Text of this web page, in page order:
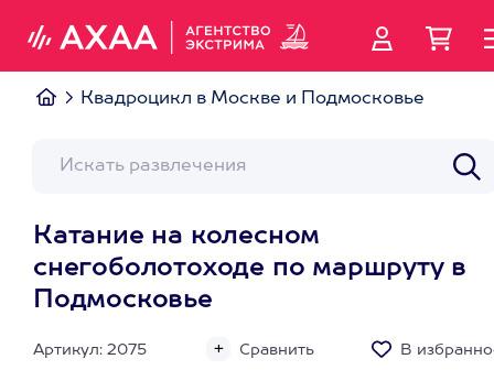
Квадроцикл в Москве и Подмосковье
Катание на колесном
снегоболотоходе по маршруту в
Подмосковье
Артикул: 2075 Сравнить В